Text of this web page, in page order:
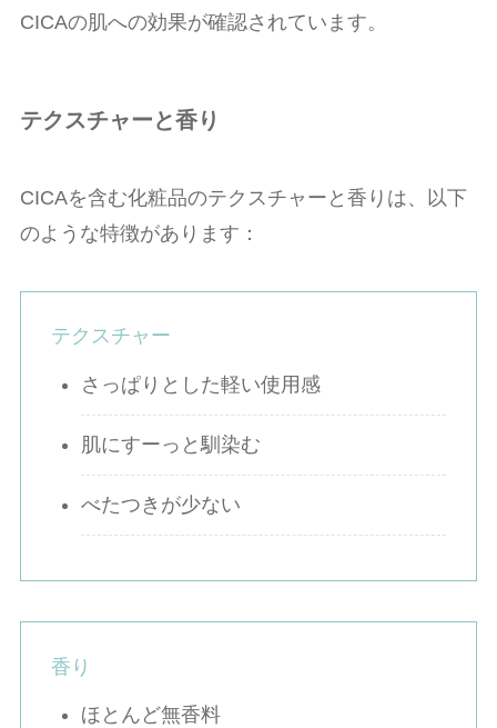
CICAの肌への効果が確認されています。
テクスチャーと香り
CICAを含む化粧品のテクスチャーと香りは、以下
のような特徴があります：
テクスチャー
さっぱりとした軽い使用感
肌にすーっと馴染む
べたつきが少ない
香り
ほとんど無香料